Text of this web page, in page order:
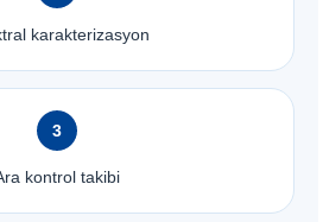
karakterizasyon
3
kontrol takibi